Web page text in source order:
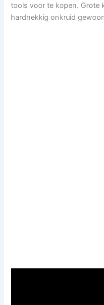
tools voor te kopen. Grote
hardnekkig onkruid